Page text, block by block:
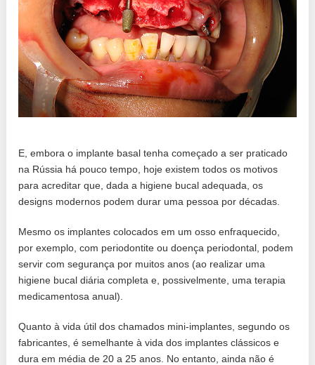
E, embora o implante basal tenha começado a ser praticado
na Rússia há pouco tempo, hoje existem todos os motivos
para acreditar que, dada a higiene bucal adequada, os
designs modernos podem durar uma pessoa por décadas.
Mesmo os implantes colocados em um osso enfraquecido,
por exemplo, com periodontite ou doença periodontal, podem
servir com segurança por muitos anos (ao realizar uma
higiene bucal diária completa e, possivelmente, uma terapia
medicamentosa anual).
Quanto à vida útil dos chamados mini-implantes, segundo os
fabricantes, é semelhante à vida dos implantes clássicos e
dura em média de 20 a 25 anos. No entanto, ainda não é